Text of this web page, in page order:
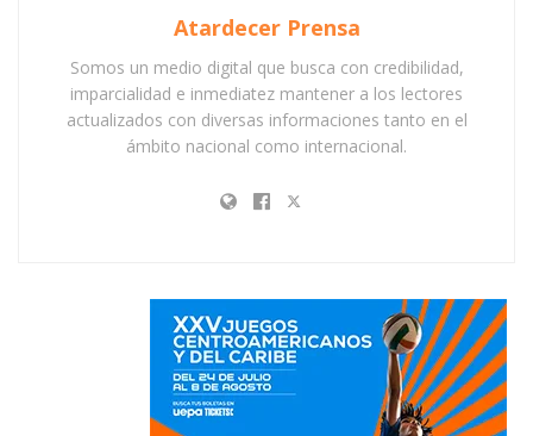
Atardecer Prensa
Somos un medio digital que busca con credibilidad,
imparcialidad e inmediatez mantener a los lectores
actualizados con diversas informaciones tanto en el
ámbito nacional como internacional.